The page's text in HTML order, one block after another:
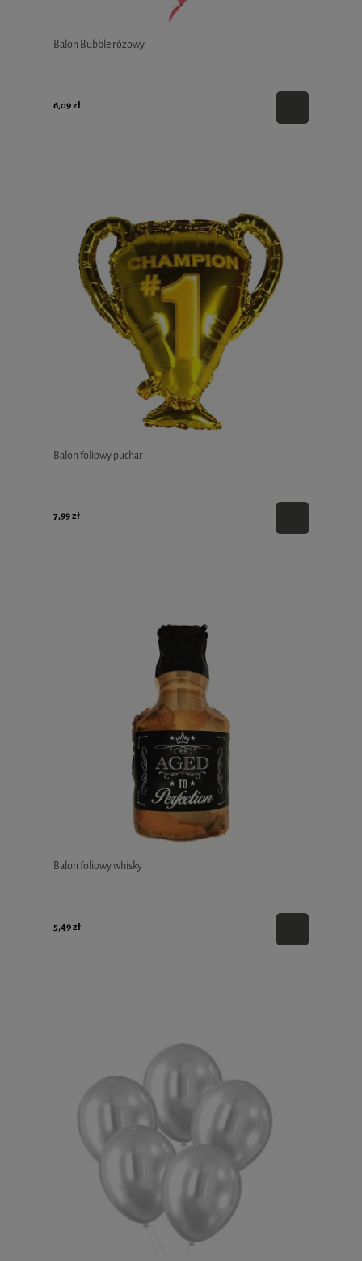
Balon Bubble różowy
6,09 zł
Balon foliowy puchar
7,99 zł
Balon foliowy whisky
5,49 zł